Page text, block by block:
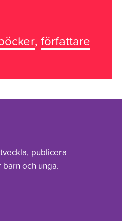
, författare
publicera
och unga.